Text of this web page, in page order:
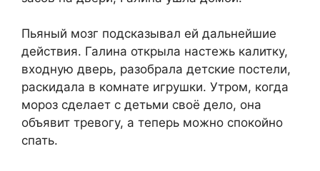
Пьяный мозг подсказывал ей дальнейшие
действия. Галина открыла настежь калитку,
входную дверь, разобрала детские постели,
раскидала в комнате игрушки. Утром, когда
мороз сделает с детьми своё дело, она
объявит тревогу, а теперь можно спокойно
спать.